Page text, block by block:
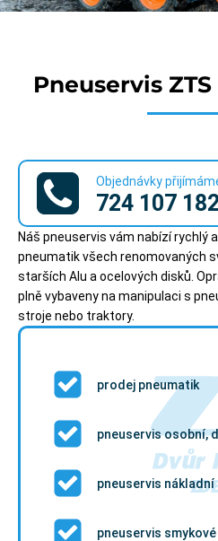
Pneuservis
Objednávky
724 107 182
Náš pneuservis vám nabízí rychlý
pneumatik všech renomovaných
starších Alu a ocelových disků.
plně vybaveny na manipulaci s
stroje nebo traktory.
prodej pneumatik
pneuservis osobní,
pneuservis
pneuservis